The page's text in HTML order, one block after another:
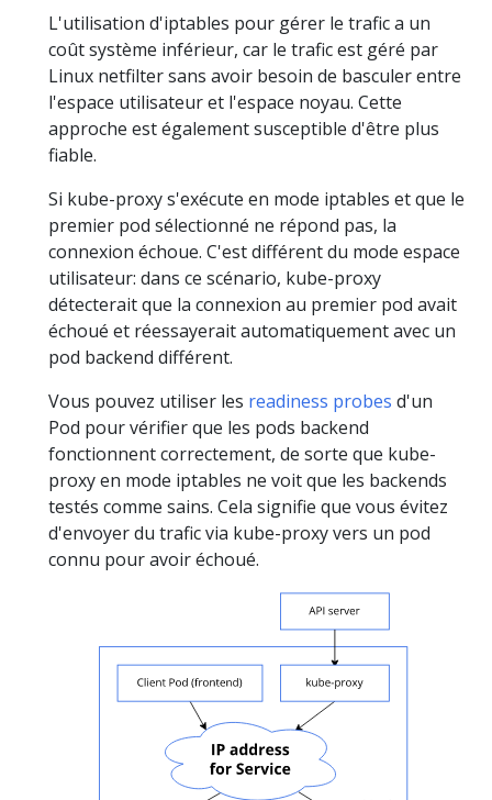
L'utilisation d'iptables pour gérer le trafic a un
coût système inférieur, car le trafic est géré par
Linux netfilter sans avoir besoin de basculer entre
l'espace utilisateur et l'espace noyau. Cette
approche est également susceptible d'être plus
fiable.
Si kube-proxy s'exécute en mode iptables et que le
premier pod sélectionné ne répond pas, la
connexion échoue. C'est différent du mode espace
utilisateur: dans ce scénario, kube-proxy
détecterait que la connexion au premier pod avait
échoué et réessayerait automatiquement avec un
pod backend différent.
Vous pouvez utiliser les readiness probes d'un
Pod pour vérifier que les pods backend
fonctionnent correctement, de sorte que kube-
proxy en mode iptables ne voit que les backends
testés comme sains. Cela signifie que vous évitez
d'envoyer du trafic via kube-proxy vers un pod
connu pour avoir échoué.